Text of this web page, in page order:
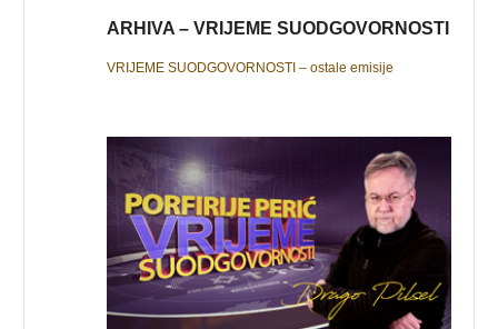
ARHIVA – VRIJEME SUODGOVORNOSTI
VRIJEME SUODGOVORNOSTI – ostale emisije